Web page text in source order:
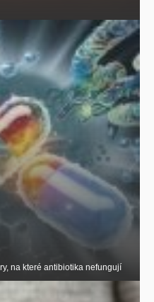
na které antibiotika nefungují